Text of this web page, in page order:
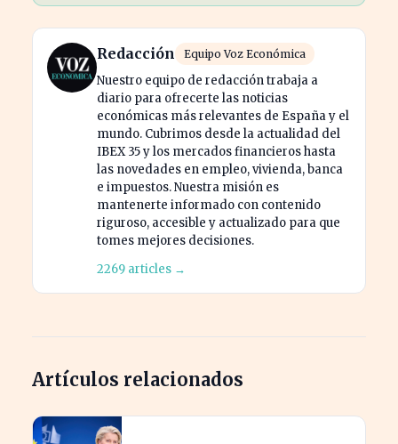
Redacción Equipo Voz Económica
Nuestro equipo de redacción trabaja a
diario para ofrecerte las noticias
económicas más relevantes de España y el
mundo. Cubrimos desde la actualidad del
IBEX 35 y los mercados financieros hasta
las novedades en empleo, vivienda, banca
e impuestos. Nuestra misión es
mantenerte informado con contenido
riguroso, accesible y actualizado para que
tomes mejores decisiones.
2269 articles →
Artículos relacionados